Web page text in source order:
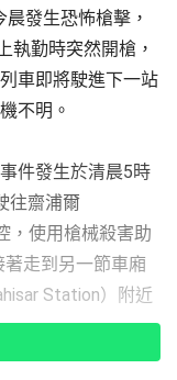
發生恐怖槍擊，
執勤時突然開槍，
車即將駛進下一站
不明。
件發生於清晨5時
往齋浦爾
，使用槍械殺害助
走到另一節車廂
Station）附近